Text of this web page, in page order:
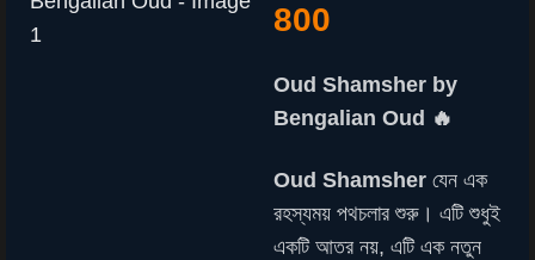
800
Oud Shamsher by
Bengalian Oud 🔥
Oud Shamsher যেন এক
রহস্যময় পথচলার শুরু। এটি শুধুই
একটি আতর নয়, এটি এক নতুন